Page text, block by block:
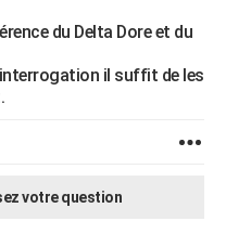
du Delta Dore et du
il suffit de les
votre question